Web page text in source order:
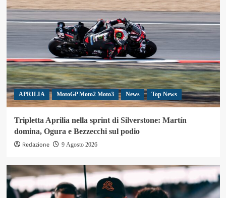
APRILIA MotoGP Moto2 Moto3 News Top News
Tripletta Aprilia nella sprint di Silverstone: Martín
domina, Ogura e Bezzecchi sul podio
Redazione
9 Agosto 2026